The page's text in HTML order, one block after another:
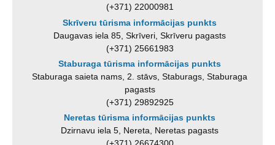
(+371) 22000981
Skrīveru tūrisma informācijas punkts
Daugavas iela 85, Skrīveri, Skrīveru pagasts
(+371) 25661983
Staburaga tūrisma informācijas punkts
Staburaga saieta nams, 2. stāvs, Staburags, Staburaga
pagasts
(+371) 29892925
Neretas tūrisma informācijas punkts
Dzirnavu iela 5, Nereta, Neretas pagasts